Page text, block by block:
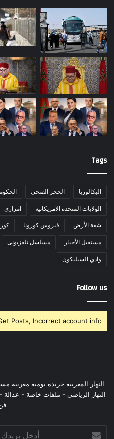
Tags
البكالوريا الحجر الصحي
الولايات المتحدة الامريكانية امزازي
شقة الأرض فيروس كورونا
مستقبل الأخبار مسلسل تلفزيونى
وادي السيليكون
Follow us
Posts, Incorrect account info.
النهار المغربية جريدة يومية مغربية
النهار الرياضي - ملفات خاصة -